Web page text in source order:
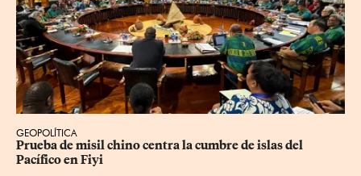
GEOPOLÍTICA
Prueba de misil chino centra la cumbre de islas del
Pacífico en Fiyi